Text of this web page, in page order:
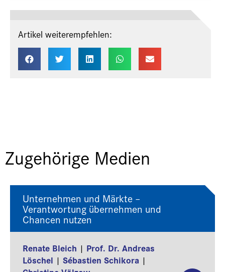
Artikel weiterempfehlen:
Zugehörige Medien
Unternehmen und Märkte –
Verantwortung übernehmen und
Chancen nutzen
Renate Bleich | Prof. Dr. Andreas
Löschel | Sébastien Schikora |